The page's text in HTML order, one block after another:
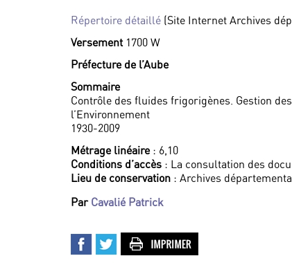
Répertoire détaillé (Site Internet Archives
Versement 1700 W
Préfecture de l’Aube
Sommaire
Contrôle des fluides frigorigènes. Gestion
l’Environnement
1930-2009
Métrage linéaire: 6,10
Conditions d’accès : La consultation des
Lieu de conservation : Archives
Par Cavalié Patrick